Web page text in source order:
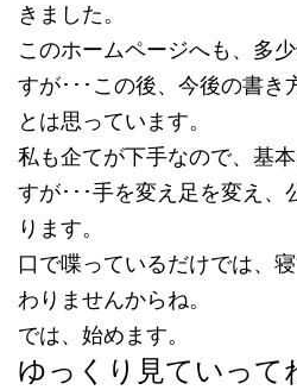
きました。
このホームページへも、多
すが･･･この後、今後の書き
とは思っています。
私も企てが下手なので、基
すが･･･手を変え足を変え、
ります。
口で喋っているだけでは、
わりませんからね。
では、始めます。
ゆっくり見ていって